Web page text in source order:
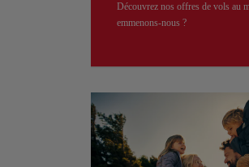
Découvrez nos offres de vols au
emmenons-nous ?